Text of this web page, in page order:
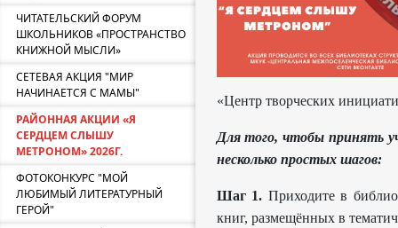
ЧИТАТЕЛЬСКИЙ ФОРУМ
ШКОЛЬНИКОВ «ПРОСТРАНСТВО
КНИЖНОЙ МЫСЛИ»
СЕТЕВАЯ АКЦИЯ "МИР
НАЧИНАЕТСЯ С МАМЫ"
РАЙОННАЯ АКЦИИ «Я
СЕРДЦЕМ СЛЫШУ
МЕТРОНОМ» 2026Г.
ФОТОКОНКУРС "МОЙ
ЛЮБИМЫЙ ЛИТЕРАТУРНЫЙ
ГЕРОЙ"
«Центр творческих
Для того, чтобы принять
несколько простых шагов:
Шаг 1. Приходите в
книг, размещённых в